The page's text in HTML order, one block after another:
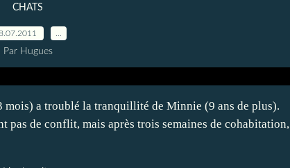
CHATS
Par Hugues
a troublé la tranquillité de Minnie (9 ans de plus).
pas de conflit, mais après trois semaines de cohabitation,